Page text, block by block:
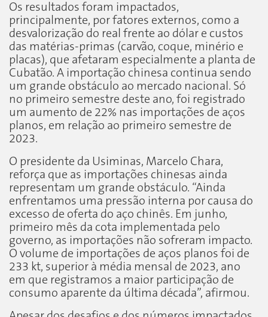
Os resultados foram impactados,
principalmente, por fatores externos, como a
desvalorização do real frente ao dólar e custos
das matérias-primas (carvão, coque, minério e
placas), que afetaram especialmente a planta de
Cubatão. A importação chinesa continua sendo
um grande obstáculo ao mercado nacional. Só
no primeiro semestre deste ano, foi registrado
um aumento de 22% nas importações de aços
planos, em relação ao primeiro semestre de
2023.
O presidente da Usiminas, Marcelo Chara,
reforça que as importações chinesas ainda
representam um grande obstáculo. “Ainda
enfrentamos uma pressão interna por causa do
excesso de oferta do aço chinês. Em junho,
primeiro mês da cota implementada pelo
governo, as importações não sofreram impacto.
O volume de importações de aços planos foi de
233 kt, superior à média mensal de 2023, ano
em que registramos a maior participação de
consumo aparente da última década”, afirmou.